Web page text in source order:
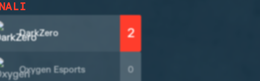
DarkZero 2
Oxygen Esports 0